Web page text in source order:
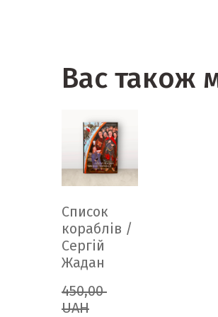
Вас також
Список
кораблів /
Сергій
Жадан
450,00
UAH